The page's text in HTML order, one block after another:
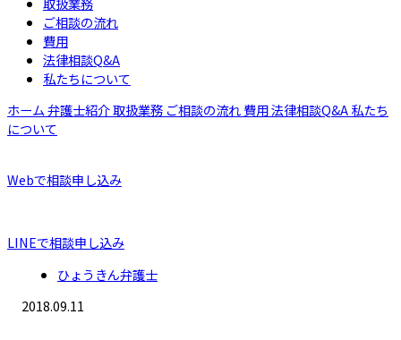
ご相談の流れ
費用
法律相談Q&A
私たちについて
ホーム弁護士紹介取扱業務 ご相談の流れ費用法律相談Q&A私たち
について
Webで相談申し込み
LINEで相談申し込み
ひょうきん弁護士
2018.09.11